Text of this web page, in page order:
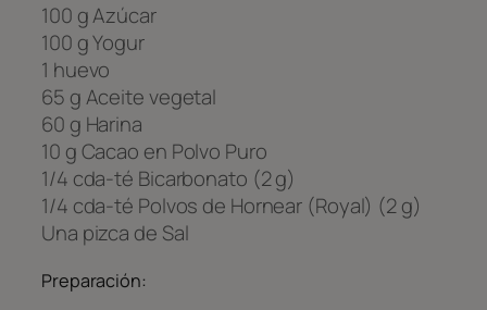
100 g Azúcar
100 g Yogur
1 huevo
65 g Aceite vegetal
60 g Harina
10 g Cacao en Polvo Puro
1/4 cda-té Bicarbonato (2 g)
1/4 cda-té Polvos de Hornear (Royal) (2 g)
Una pizca de Sal
Preparación: